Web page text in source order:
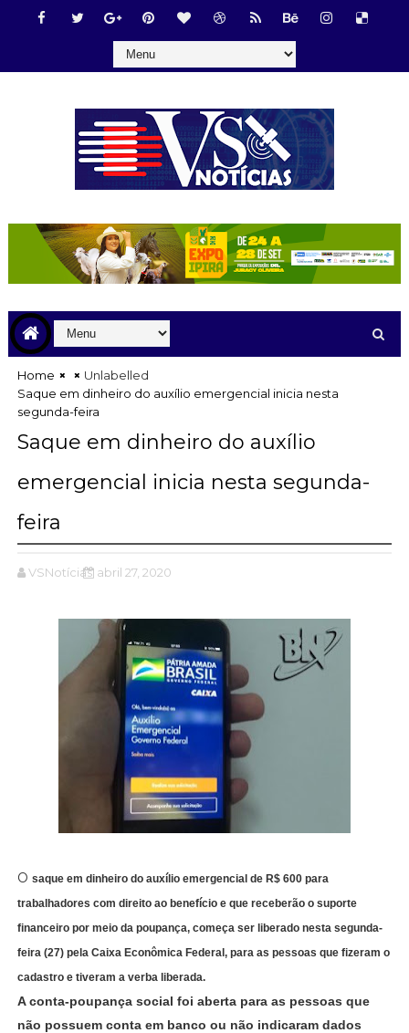
Home
Unlabelled
Saque em dinheiro do auxílio emergencial inicia nesta
segunda-feira
Saque em dinheiro do auxílio
emergencial inicia nesta segunda-
feira
VSNotícias abril 27, 2020
O saque em dinheiro do auxílio emergencial de R$ 600 para
trabalhadores com direito ao benefício e que receberão o suporte
financeiro por meio da poupança, começa ser liberado nesta segunda-
feira (27) pela Caixa Econômica Federal, para as pessoas que fizeram o
cadastro e tiveram a verba liberada.
A conta-poupança social foi aberta para as pessoas que
não possuem conta em banco ou não indicaram dados